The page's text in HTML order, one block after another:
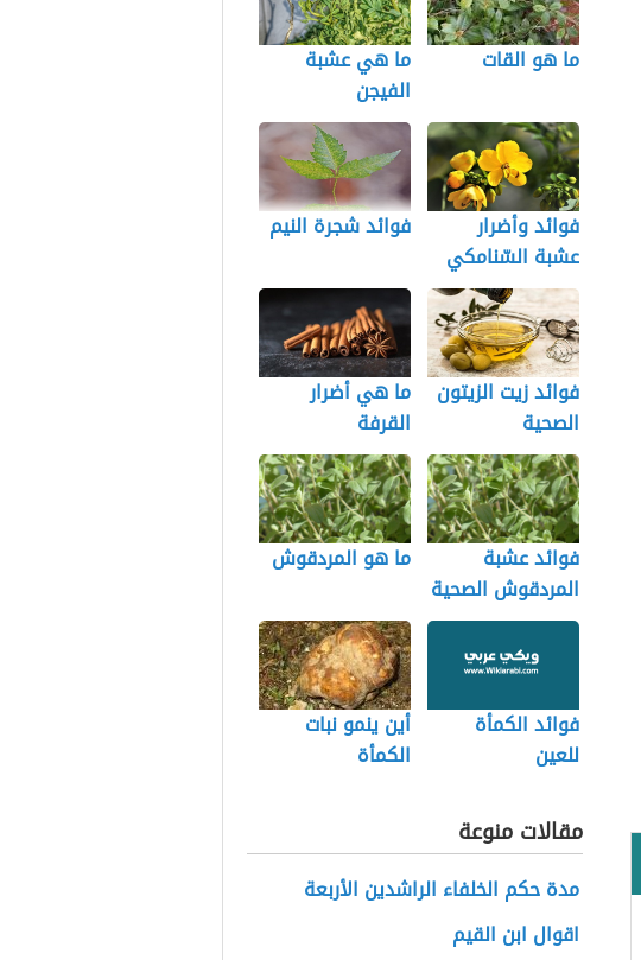
ما هو القات
ما هي عشبة
الفيجن
فوائد وأضرار
عشبة السّنامكي
فوائد شجرة النيم
فوائد زيت الزيتون
الصحية
ما هي أضرار
القرفة
فوائد عشبة
المردقوش الصحية
ما هو المردقوش
فوائد الكمأة
للعين
أين ينمو نبات
الكمأة
مقالات منوعة
مدة حكم الخلفاء الراشدين الأربعة
اقوال ابن القيم